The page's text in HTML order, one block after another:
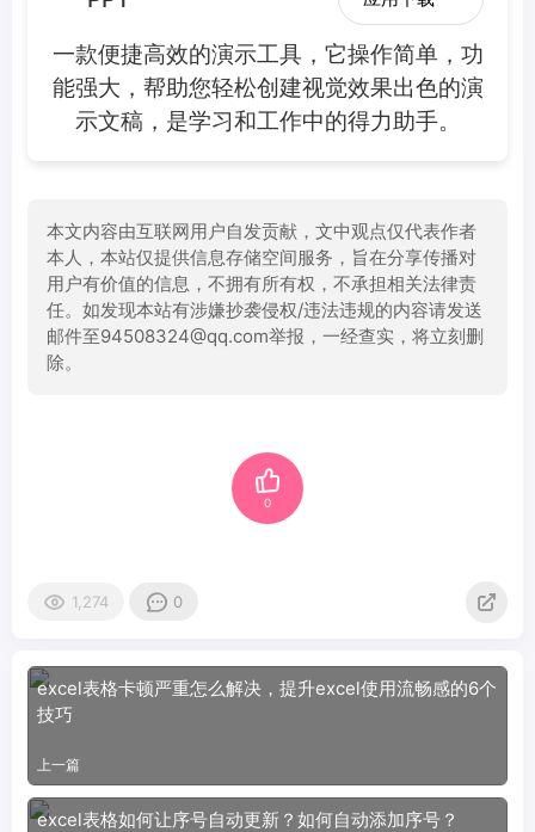
一款便捷高效的演示工具，它操作简单，功
能强大，帮助您轻松创建视觉效果出色的演
示文稿，是学习和工作中的得力助手。
本文内容由互联网用户自发贡献，文中观点仅代表作者
本人，本站仅提供信息存储空间服务，旨在分享传播对
用户有价值的信息，不拥有所有权，不承担相关法律责
任。如发现本站有涉嫌抄袭侵权/违法违规的内容请发送
邮件至94508324@qq.com举报，一经查实，将立刻删
除。
0
1,274 0
excel表格卡顿严重怎么解决，提升excel使用流畅感的6个
技巧
上一篇
excel表格如何让序号自动更新？如何自动添加序号？